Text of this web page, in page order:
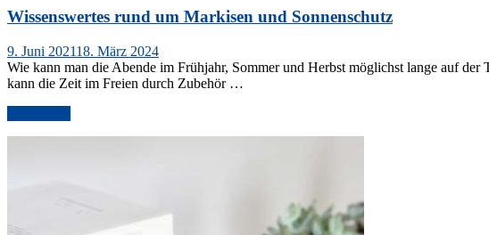
Wissenswertes rund um Markisen und Sonnenschutz
Veröffentlicht
am
9. Juni 202118. März 2024
Wie kann man die Abende im Frühjahr, Sommer und Herbst möglichst lange auf
kann die Zeit im Freien durch Zubehör …